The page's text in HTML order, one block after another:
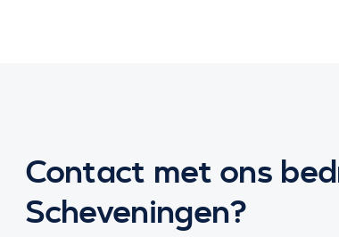
Contact met ons
Scheveningen?